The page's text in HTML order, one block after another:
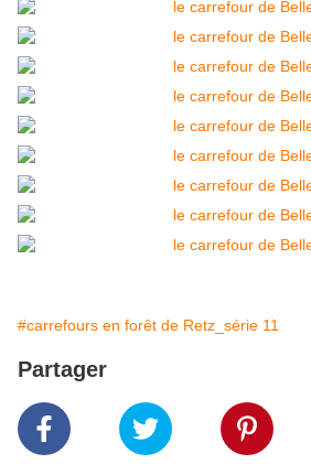
#carrefours en forêt de Retz_série 11
Partager